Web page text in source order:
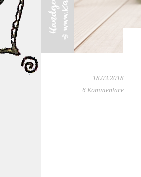
18.03.2018
6 Kommentare